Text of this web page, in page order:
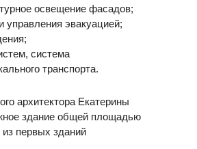
освещение фасадов;
управления эвакуацией;
система
транспорта.
архитектора Екатерины
здание общей площадью
первых зданий